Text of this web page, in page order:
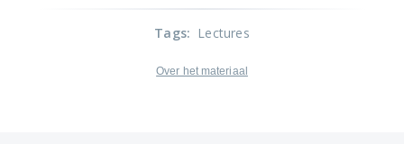
Tags: Lectures
Over het materiaal